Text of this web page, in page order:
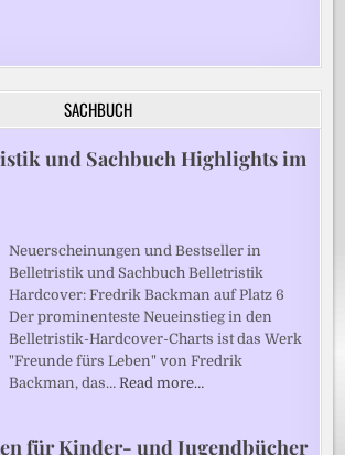
SACHBUCH
und Sachbuch Highlights im
Neuerscheinungen und Bestseller in
Belletristik und Sachbuch Belletristik
Hardcover: Fredrik Backman auf Platz 6
Der prominenteste Neueinstieg in den
Belletristik-Hardcover-Charts ist das Werk
"Freunde fürs Leben" von Fredrik
Backman, das…Read more…
für Kinder- und Jugendbücher